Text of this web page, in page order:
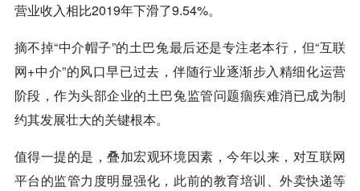
营业收入相比2019年下滑了9.54%。
摘不掉“中介帽子”的土巴兔最后还是专注老本行，但“互联
网+中介”的风口早已过去，伴随行业逐渐步入精细化运营
阶段，作为头部企业的土巴兔监管问题痼疾难消已成为制
约其发展壮大的关键根本。
值得一提的是，叠加宏观环境因素，今年以来，对互联网
平台的监管力度明显强化，此前的教育培训、外卖快递等